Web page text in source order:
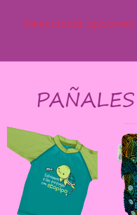
Seleccionar opciones